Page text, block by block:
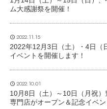
ム大感謝祭を開催！
2022.11.15
2022年12月3日（土）・4日（
イベントを開催します！
2022.10.01
10月8日（土）～10日（月祝
専門店がオープン＆記念イベン